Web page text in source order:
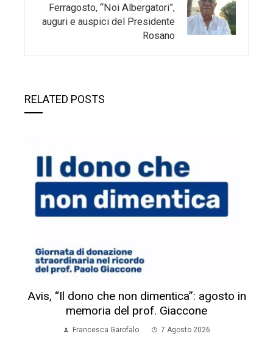
Ferragosto, “Noi Albergatori”,
auguri e auspici del Presidente
Rosano
RELATED POSTS
Avis, “Il dono che non dimentica”: agosto in
memoria del prof. Giaccone
Francesca Garofalo 7 Agosto 2026